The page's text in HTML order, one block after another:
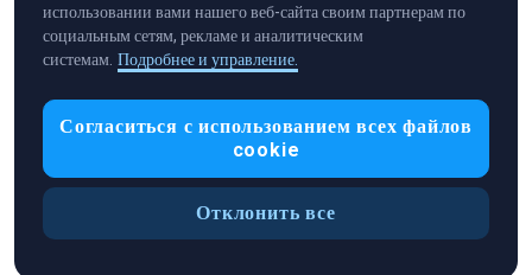
Cryptocurrency in Every Wallet™
использовании вами нашего веб-сайта своим партнерам по
социальным сетям, рекламе и аналитическим
системам. Подробнее и управление.
Согласиться с использованием всех файлов
cookie
Отклонить все